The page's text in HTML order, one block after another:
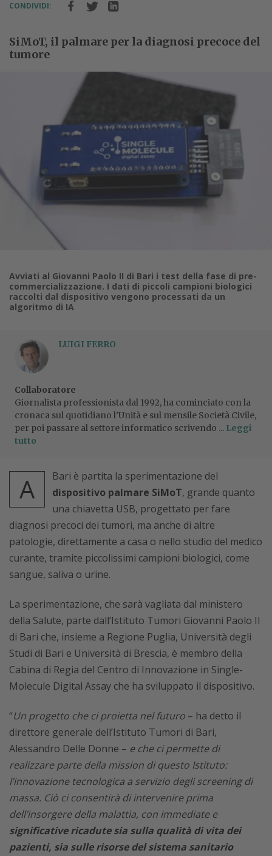
CONDIVIDI:
SiMoT, il palmare per la diagnosi precoce del
tumore
Avviati al Giovanni Paolo II di Bari i test della fase di pre-
commercializzazione. I dati di piccoli campioni biologici
raccolti dal dispositivo vengono processati da un
algoritmo di IA
LUIGI FERRO
Collaboratore
Giornalista professionista dal 1992, ha cominciato con la
cronaca sul quotidiano l’Unità e sul mensile Società Civile,
per poi passare al settore informatico scrivendo ... Leggi
tutto
A
Bari è partita la sperimentazione del
dispositivo palmare SiMoT, grande quanto
una chiavetta USB, progettato per fare
diagnosi precoci dei tumori, ma anche di altre
patologie, direttamente a casa o nello studio del medico
curante, tramite piccolissimi campioni biologici, come
sangue, saliva o urine.
La sperimentazione, che sarà vagliata dal ministero
della Salute, parte dall’Istituto Tumori Giovanni Paolo II
di Bari che, insieme a Regione Puglia, Università degli
Studi di Bari e Università di Brescia, è membro della
Cabina di Regia del Centro di Innovazione in Single-
Molecule Digital Assay che ha sviluppato il dispositivo.
“Un progetto che ci proietta nel futuro – ha detto il
direttore generale dell’Istituto Tumori di Bari,
Alessandro Delle Donne – e che ci permette di
realizzare parte della mission di questo Istituto:
l’innovazione tecnologica a servizio degli screening di
massa. Ciò ci consentirà di intervenire prima
dell’insorgere della malattia, con immediate e
significative ricadute sia sulla qualità di vita dei
pazienti, sia sulle risorse del sistema sanitario